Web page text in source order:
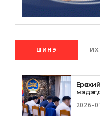
ШИНЭ
2026-